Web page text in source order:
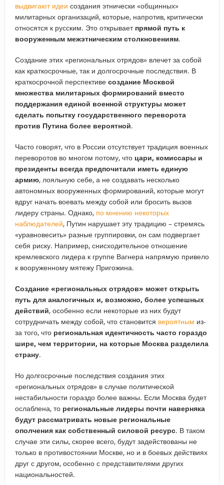
выдвигают идеи создания этнически «общинных»
милитарных организаций, которые, напротив, критически
относятся к русским. Это открывает прямой путь к
вооруженным межэтническим столкновениям.
Создание этих «региональных отрядов» влечет за собой
как краткосрочные, так и долгосрочные последствия. В
краткосрочной перспективе создание Москвой
множества милитарных формирований вместо
поддержания единой военной структуры может
сделать попытку государственного переворота
против Путина более вероятной.
Часто говорят, что в России отсутствует традиция военных
переворотов во многом потому, что цари, комиссары и
президенты всегда предпочитали иметь единую
армию, лояльную себе, а не создавать несколько
автономных вооруженных формирований, которые могут
вдруг начать воевать между собой или бросить вызов
лидеру страны. Однако, по мнению некоторых
наблюдателей, Путин нарушает эту традицию – стремясь
«уравновесить» разные группировки, он сам подвергает
себя риску. Например, снисходительное отношение
кремлевского лидера к группе Вагнера напрямую привело
к вооруженному мятежу Пригожина.
Создание «региональных отрядов» может открыть
путь для аналогичных и, возможно, более успешных
действий, особенно если некоторые из них будут
сотрудничать между собой, что становится вероятным из-
за того, что региональная идентичность часто гораздо
шире, чем территории, на которые Москва разделила
страну.
Но долгосрочные последствия создания этих
«региональных отрядов» в случае политической
нестабильности гораздо более важны. Если Москва будет
ослаблена, то региональные лидеры почти наверняка
будут рассматривать новые региональные
ополчения как собственный силовой ресурс. В таком
случае эти силы, скорее всего, будут задействованы не
только в противостоянии Москве, но и в боевых действиях
друг с другом, особенно с представителями других
национальностей.